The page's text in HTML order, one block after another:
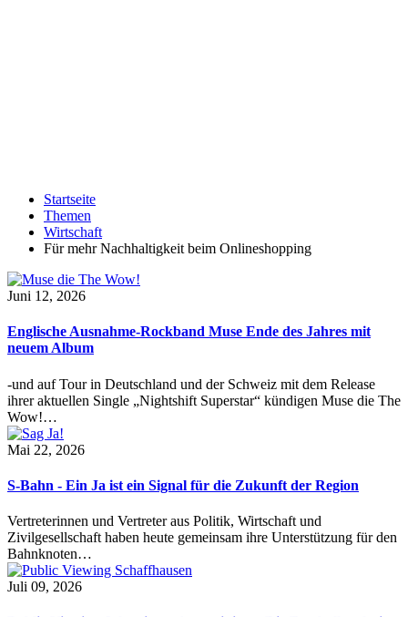
Startseite
Themen
Wirtschaft
Für mehr Nachhaltigkeit beim Onlineshopping
Juni 12, 2026
Englische Ausnahme-Rockband Muse Ende des Jahres mit
neuem Album
-und auf Tour in Deutschland und der Schweiz mit dem Release
ihrer aktuellen Single „Nightshift Superstar“ kündigen Muse die The
Wow!…
Mai 22, 2026
S-Bahn - Ein Ja ist ein Signal für die Zukunft der Region
Vertreterinnen und Vertreter aus Politik, Wirtschaft und
Zivilgesellschaft haben heute gemeinsam ihre Unterstützung für den
Bahnknoten…
Juli 09, 2026